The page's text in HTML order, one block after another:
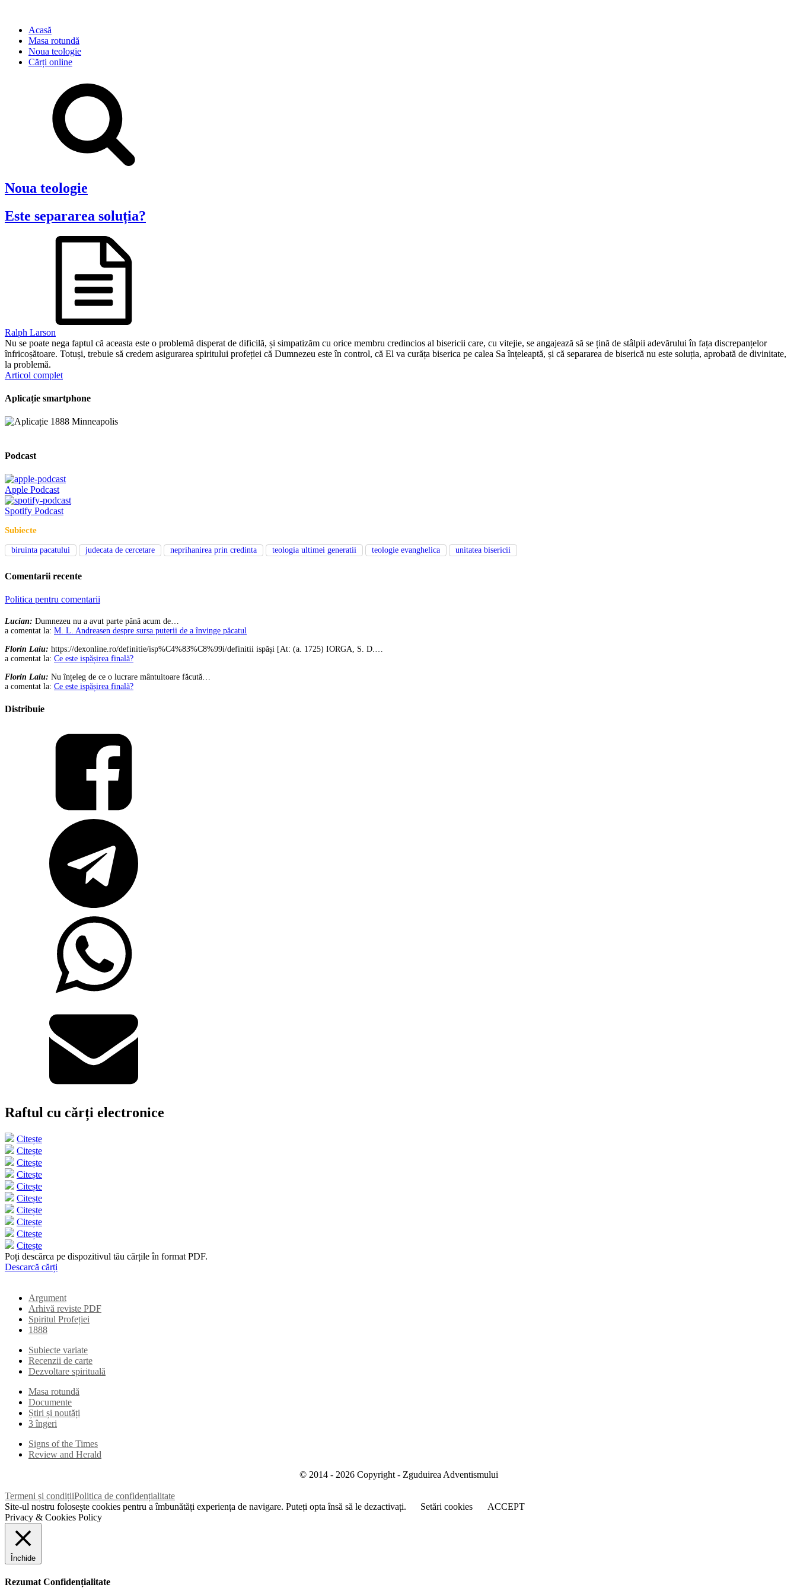
Acasă
Masa rotundă
Noua teologie
Cărți online
Noua teologie
Este separarea soluția?
Ralph Larson
Nu se poate nega faptul că aceasta este o problemă disperat de dificilă, și simpatizăm cu orice membru credincios al bisericii care, cu vitejie, se angajează să se țină de stâlpii adevărului în fața discrepanțelor
înfricoșătoare. Totuși, trebuie să credem asigurarea spiritului profeției că Dumnezeu este în control, că El va curăța biserica pe calea Sa înțeleaptă, și că separarea de biserică nu este soluția, aprobată de divinitate,
la problemă.
Articol complet
Aplicație smartphone
Podcast
Apple Podcast
Spotify Podcast
Subiecte
biruinta pacatului judecata de cercetare neprihanirea prin credinta teologia ultimei generatii teologie evanghelica unitatea bisericii
Comentarii recente
Politica pentru comentarii
Lucian: Dumnezeu nu a avut parte până acum de…
a comentat la: M. L. Andreasen despre sursa puterii de a învinge păcatul
Florin Laiu: https://dexonline.ro/definitie/isp%C4%83%C8%99i/definitii ispăși [At: (a. 1725) IORGA, S. D.…
a comentat la: Ce este ispășirea finală?
Florin Laiu: Nu înțeleg de ce o lucrare mântuitoare făcută…
a comentat la: Ce este ispășirea finală?
Distribuie
Raftul cu cărți electronice
Citește
Citește
Citește
Citește
Citește
Citește
Citește
Citește
Citește
Citește
Poți descărca pe dispozitivul tău cărțile în format PDF.
Descarcă cărți
Argument
Arhivă reviste PDF
Spiritul Profeției
1888
Subiecte variate
Recenzii de carte
Dezvoltare spirituală
Masa rotundă
Documente
Știri și noutăți
3 îngeri
Signs of the Times
Review and Herald
© 2014 - 2026Copyright - Zguduirea Adventismului
Termeni și condițiiPolitica de confidențialitate
Site-ul nostru folosește cookies pentru a îmbunătăți experiența de navigare. Puteți opta însă să le dezactivați.
Setări cookies
ACCEPT
Privacy & Cookies Policy
Închide
Rezumat Confidențialitate